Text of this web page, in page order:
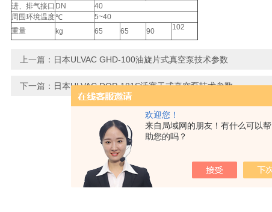
欢迎您！
来自局域网的朋友！有什么可以帮
助您的吗？
进、排气接口 DN
40
周围环境温度℃
5~40
重量
kg 65 65 90 102
上一篇： 日本ULVAC GHD-100油旋片式真空泵技术参数
下一篇： 日本ULVAC DOP-181S活塞干式真空泵技术参数